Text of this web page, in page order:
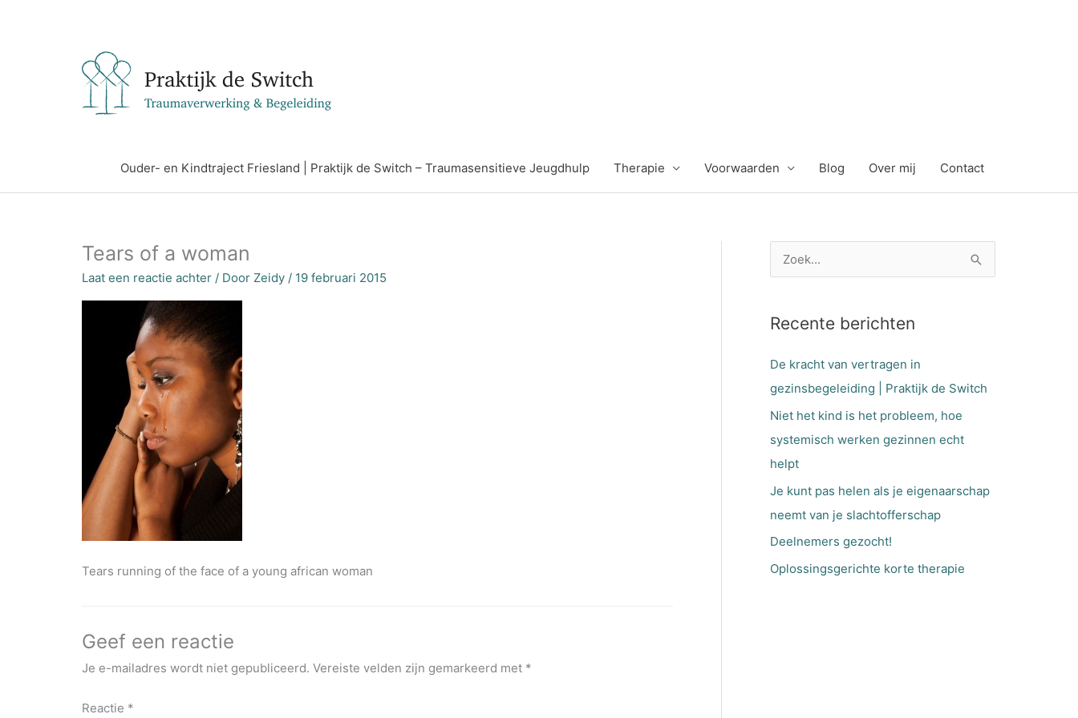
Ouder- en Kindtraject Friesland | Praktijk de Switch – Traumasensitieve Jeugdhulp Therapie Voorwaarden Blog Over mij Contact
Tears of a woman
Laat een reactie achter / Door Zeidy / 19 februari 2015
Tears running of the face of a young african woman
Geef een reactie
Je e-mailadres wordt niet gepubliceerd. Vereiste velden zijn gemarkeerd met *
Reactie *
k
n
a
Recente berichten
De kracht van vertragen in
gezinsbegeleiding | Praktijk de Switch
Niet het kind is het probleem, hoe
systemisch werken gezinnen echt
helpt
Je kunt pas helen als je eigenaarschap
neemt van je slachtofferschap
Deelnemers gezocht!
Oplossingsgerichte korte therapie